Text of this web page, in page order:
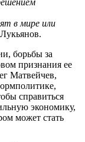
в мире или
борьбы за
признания ее
Матвейчев,
справиться
экономику,
может стать